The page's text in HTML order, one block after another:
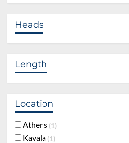
Heads
Length
Location
Athens 1
Kavala 1